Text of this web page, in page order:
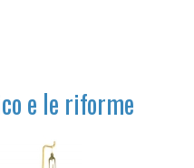
e le riforme